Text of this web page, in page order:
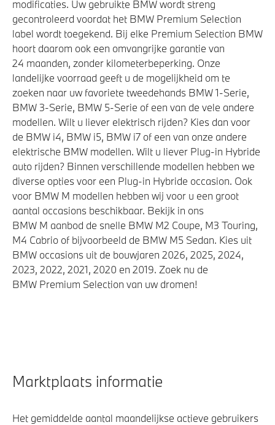
modificaties. Uw gebruikte BMW wordt streng
gecontroleerd voordat het BMW Premium Selection
label wordt toegekend. Bij elke Premium Selection BMW
hoort daarom ook een omvangrijke garantie van
24 maanden, zonder kilometerbeperking. Onze
landelijke voorraad geeft u de mogelijkheid om te
zoeken naar uw favoriete tweedehands BMW 1-Serie,
BMW 3-Serie, BMW 5-Serie of een van de vele andere
modellen. Wilt u liever elektrisch rijden? Kies dan voor
de BMW i4, BMW i5, BMW i7 of een van onze andere
elektrische BMW modellen. Wilt u liever Plug-in Hybride
auto rijden? Binnen verschillende modellen hebben we
diverse opties voor een Plug-in Hybride occasion. Ook
voor BMW M modellen hebben wij voor u een groot
aantal occasions beschikbaar. Bekijk in ons
BMW M aanbod de snelle BMW M2 Coupe, M3 Touring,
M4 Cabrio of bijvoorbeeld de BMW M5 Sedan. Kies uit
BMW occasions uit de bouwjaren 2026, 2025, 2024,
2023, 2022, 2021, 2020 en 2019. Zoek nu de
BMW Premium Selection van uw dromen!
Marktplaats informatie
Het gemiddelde aantal maandelijkse actieve gebruikers